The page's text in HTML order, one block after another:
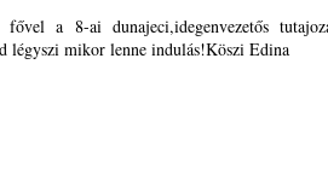
fővel a 8-ai dunajeci,idegenvezetős
légyszi mikor lenne indulás!Köszi Edina